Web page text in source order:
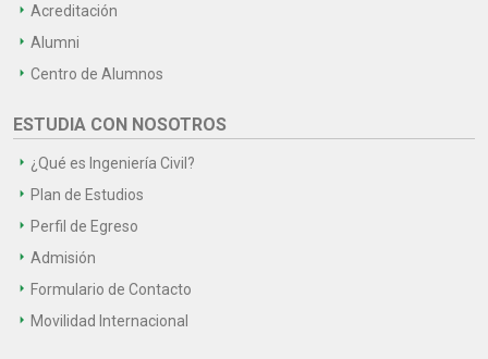
Acreditación
Alumni
Centro de Alumnos
ESTUDIA CON NOSOTROS
¿Qué es Ingeniería Civil?
Plan de Estudios
Perfil de Egreso
Admisión
Formulario de Contacto
Movilidad Internacional